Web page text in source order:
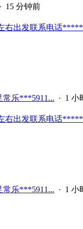
· 15 分钟前
右出发联系电话
常乐***5911... · 1 小
右出发联系电话
常乐***5911... · 1 小